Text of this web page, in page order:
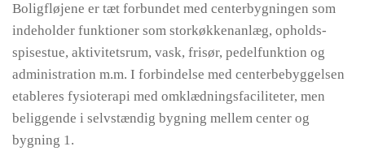
Boligfløjene er tæt forbundet med centerbygningen som
indeholder funktioner som storkøkkenanlæg, opholds-
spisestue, aktivitetsrum, vask, frisør, pedelfunktion og
administration m.m. I forbindelse med centerbebyggelsen
etableres fysioterapi med omklædningsfaciliteter, men
beliggende i selvstændig bygning mellem center og
bygning 1.